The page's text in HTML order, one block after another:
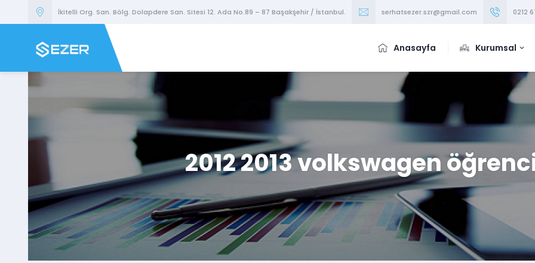
İkitelli Org. San. Bölg. Dolapdere San. Sitesi 12. Ada No.89 – 87 Başakşehir / İstanbul. serhatsezer.szr@gmail.com 0212
Anasayfa Kurumsal
2012 2013 volkswagen